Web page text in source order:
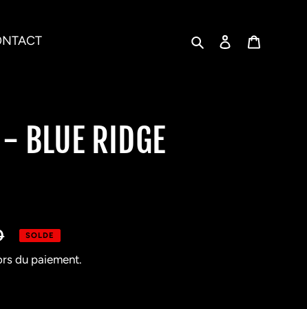
RechercherSe connecter
BLUE RIDGE
SOLDE
du paiement.